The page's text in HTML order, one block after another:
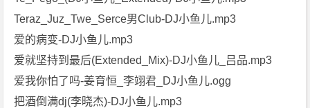
Teraz_Juz_Twe_Serce男Club-DJ小鱼儿.mp3
爱的病变-DJ小鱼儿.mp3
爱就坚持到最后(Extended_Mix)-DJ小鱼儿_吕品.mp3
爱我你怕了吗-姜育恒_李翊君_DJ小鱼儿.ogg
把酒倒满dj(李晓杰)-DJ小鱼儿.mp3